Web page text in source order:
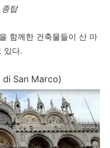
탑
함께한 건축물들이 산 마
있다.
di San Marco)